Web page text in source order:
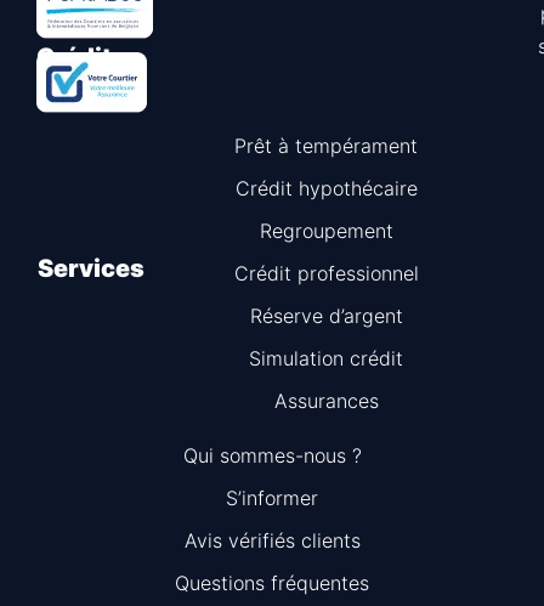
Astuce
Crédit
Services
Prêt à tempérament
Crédit hypothécaire
Regroupement
Crédit professionnel
Réserve d’argent
Simulation crédit
Assurances
Information
Qui sommes-nous ?
S’informer
Avis vérifiés clients
Questions fréquentes